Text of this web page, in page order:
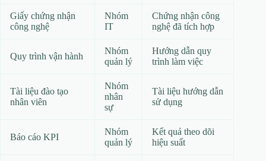
Giấy chứng nhận
công nghệ
Nhóm
IT
Chứng nhận công
nghệ đã tích hợp
Quy trình vận hành
Nhóm
quản lý
Hướng dẫn quy
trình làm việc
Tài liệu đào tạo
nhân viên
Nhóm
nhân
sự
Tài liệu hướng dẫn
sử dụng
Báo cáo KPI
Nhóm
quản lý
Kết quả theo dõi
hiệu suất